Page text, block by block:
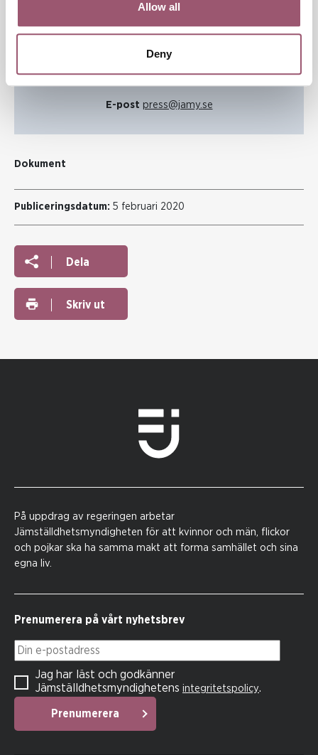
Allow all
Deny
Simon Falk
Pressansvarig
E-post press@jamy.se
Dokument
Publiceringsdatum: 5 februari 2020
Dela
Skriv ut
På uppdrag av regeringen arbetar
Jämställdhetsmyndigheten för att kvinnor och män, flickor
och pojkar ska ha samma makt att forma samhället och sina
egna liv.
Prenumerera på vårt nyhetsbrev
Din e-postadress
Prenumerera
Jag har läst och godkänner
Jämställdhetsmyndighetens integritetspolicy.